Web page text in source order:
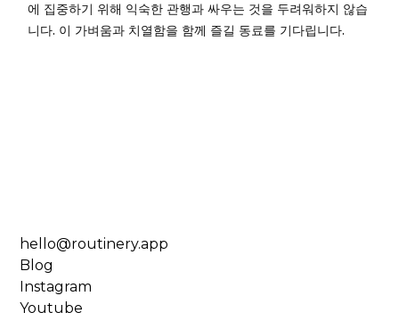
에 집중하기 위해 익숙한 관행과 싸우는 것을 두려워하지 않습
니다. 이 가벼움과 치열함을 함께 즐길 동료를 기다립니다.
hello@routinery.app
Blog
Instagram
Youtube